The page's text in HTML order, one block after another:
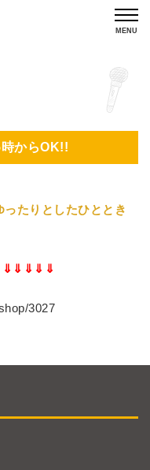
MENU
からOK!!
たりとしたひととき
3027